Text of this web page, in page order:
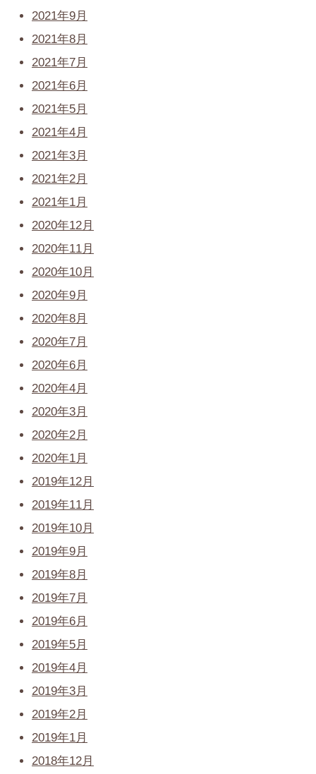
2021年9月
2021年8月
2021年7月
2021年6月
2021年5月
2021年4月
2021年3月
2021年2月
2021年1月
2020年12月
2020年11月
2020年10月
2020年9月
2020年8月
2020年7月
2020年6月
2020年4月
2020年3月
2020年2月
2020年1月
2019年12月
2019年11月
2019年10月
2019年9月
2019年8月
2019年7月
2019年6月
2019年5月
2019年4月
2019年3月
2019年2月
2019年1月
2018年12月